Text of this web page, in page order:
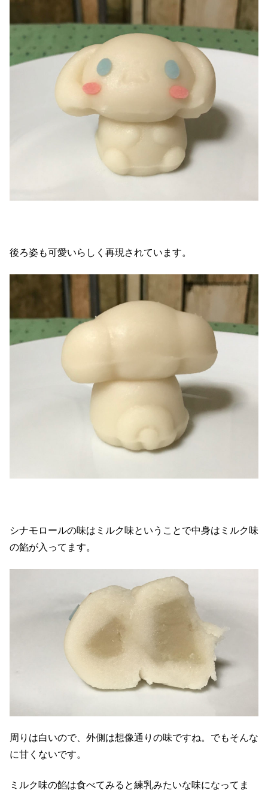
後ろ姿も可愛いらしく再現されています。
シナモロールの味はミルク味ということで中身はミルク味
の餡が入ってます。
周りは白いので、外側は想像通りの味ですね。でもそんな
に甘くないです。
ミルク味の餡は食べてみると練乳みたいな味になってま